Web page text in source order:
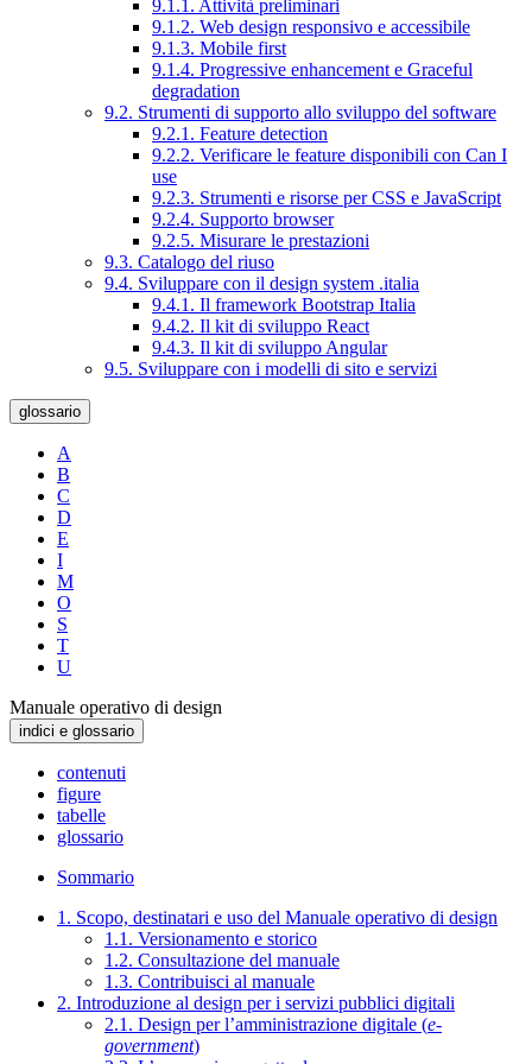
9.1.1. Attività preliminari
9.1.2. Web design responsivo e accessibile
9.1.3. Mobile first
9.1.4. Progressive enhancement e Graceful
degradation
9.2. Strumenti di supporto allo sviluppo del software
9.2.1. Feature detection
9.2.2. Verificare le feature disponibili con Can I
use
9.2.3. Strumenti e risorse per CSS e JavaScript
9.2.4. Supporto browser
9.2.5. Misurare le prestazioni
9.3. Catalogo del riuso
9.4. Sviluppare con il design system .italia
9.4.1. Il framework Bootstrap Italia
9.4.2. Il kit di sviluppo React
9.4.3. Il kit di sviluppo Angular
9.5. Sviluppare con i modelli di sito e servizi
glossario
A
B
C
D
E
I
M
O
S
T
U
Manuale operativo di design
indici e glossario
contenuti
figure
tabelle
glossario
Sommario
1. Scopo, destinatari e uso del Manuale operativo di design
1.1. Versionamento e storico
1.2. Consultazione del manuale
1.3. Contribuisci al manuale
2. Introduzione al design per i servizi pubblici digitali
2.1. Design per l’amministrazione digitale (e-
government)